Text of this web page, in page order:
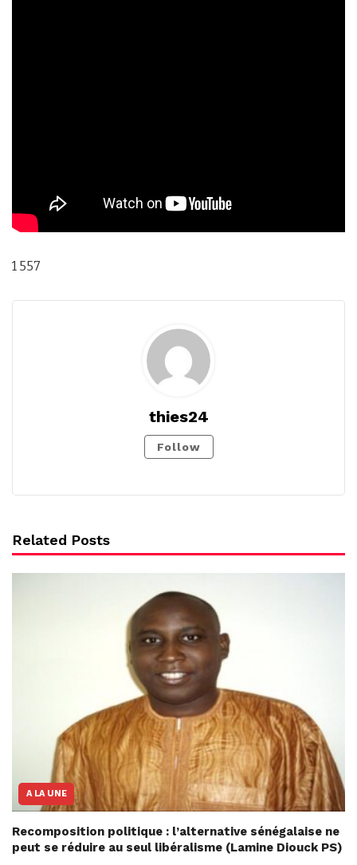
1 557
thies24
Follow
Related Posts
A LA UNE
Recomposition politique : l’alternative sénégalaise ne
peut se réduire au seul libéralisme (Lamine Diouck PS)